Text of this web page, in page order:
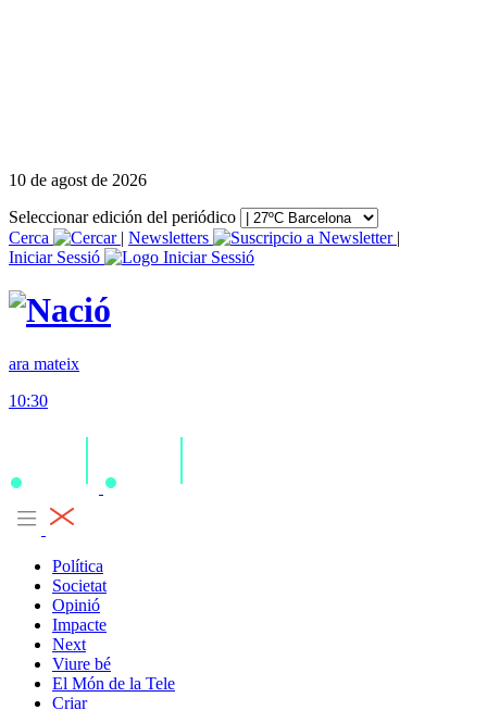
10 de agost de 2026
Seleccionar edición del periódico
Cerca
| Newsletters
|
Iniciar Sessió
ara mateix
10:30
Política
Societat
Opinió
Impacte
Next
Viure bé
El Món de la Tele
Criar